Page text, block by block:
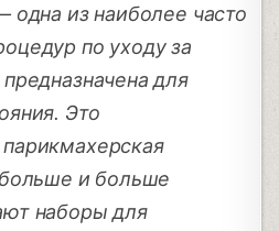
одна из наиболее часто
по уходу за
для
Это
и больше
наборы для